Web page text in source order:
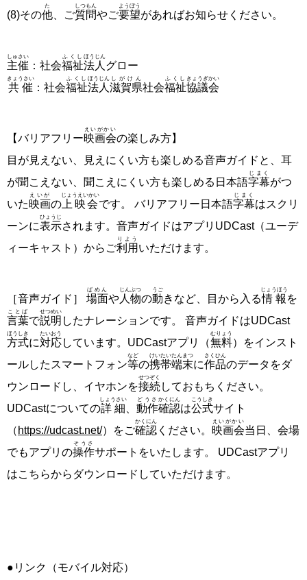
(8)その他
た
、ご質問
しつもん
やご要望
ようぼう
があればお知らせください。
主催
しゅさい
：社会福祉
ふくし
法人
ほうじん
グロー
共催
きょうさい
：社会福祉
ふくし
法人
ほうじん
滋賀県
しがけん
社会福祉
ふくし
協議会
きょうぎかい
【バリアフリー映画会
えいがかい
の楽しみ方】
目が見えない、見えにくい方も楽しめる音声ガイドと、耳
が聞こえない、聞こえにくい方も楽しめる日本語字幕
じまく
がつ
いた映画
えいが
の 上映会
じょうえいかい
です。 バリアフリー日本語字幕
じまく
はスクリ
ーンに表示
ひょうじ
されます。音声ガイドはアプリUDCast（ユーデ
ィーキャスト）からご利用
りよう
いただけます。
［音声ガイド］ 場面
ばめん
や人物
じんぶつ
の動
うご
きなど、目から入る情報
じょうほう
を
言葉
ことば
で説明
せつめい
したナレーションです。 音声ガイドはUDCast
方式
ほうしき
に対応
たいおう
しています。UDCastアプリ（無料
むりょう
）をインスト
ールしたスマートフォン等
など
の携帯
けいたい
端末
たんまつ
に作品
さくひん
のデータをダ
ウンロードし、イヤホンを接続
せつぞく
しておもちください。
UDCastについての詳細
しょうさい
動作
どうさ
確認
かくにん
は公式
こうしき
サイト
（ https://udcast.net/）をご確認
かくにん
ください。 映画会
えいがかい
当日、会場
でもアプリの操作
そうさ
サポートをいたします。 UDCastアプリ
はこちらからダウンロードしていただけます。
●リンク（モバイル対応）